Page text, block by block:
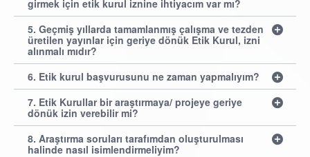
girmek için etik kurul iznine ihtiyacım var mı?
5. Geçmiş yıllarda tamamlanmış çalışma ve tezden
üretilen yayınlar için geriye dönük Etik Kurul, izni
alınmalı mıdır?
6. Etik kurul başvurusunu ne zaman yapmalıyım?
7. Etik Kurullar bir araştırmaya/ projeye geriye
dönük izin verebilir mi?
8. Araştırma soruları tarafımdan oluşturulması
halinde nasıl isimlendirmeliyim?